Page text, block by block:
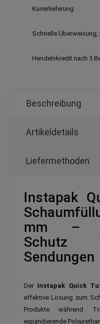
Kurierlieferung
Schnelle Überweisung,
Handelskredit nach 3
Beschreibung
Artikeldetails
Liefermethoden
Instapak
mm –
Schutz
Sendungen
Der Instapak Quick
effektive Lösung zum
Produkte während
expandierende